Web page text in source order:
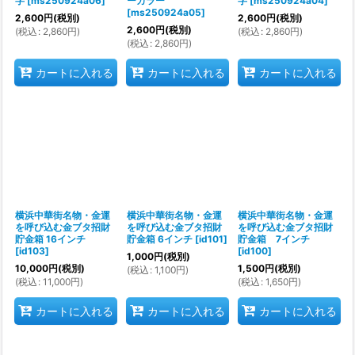
2,600円(税別)
(税込 : 2,860円)
カートに入れる
[ms250924a05]
2,600円(税別)
(税込 : 2,860円)
カートに入れる
2,600円(税別)
(税込 : 2,860円)
カートに入れる
横浜中華街名物・金運
を呼び込む金ブタ招財
貯金箱 16インチ
[id103]
10,000円(税別)
(税込 : 11,000円)
カートに入れる
横浜中華街名物・金運
を呼び込む金ブタ招財
貯金箱 6インチ [id101]
1,000円(税別)
(税込 : 1,100円)
カートに入れる
横浜中華街名物・金運
を呼び込む金ブタ招財
貯金箱 7インチ
[id100]
1,500円(税別)
(税込 : 1,650円)
カートに入れる